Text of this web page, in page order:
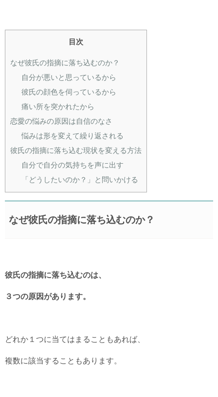
目次
なぜ彼氏の指摘に落ち込むのか？
自分が悪いと思っているから
彼氏の顔色を伺っているから
痛い所を突かれたから
恋愛の悩みの原因は自信のなさ
悩みは形を変えて繰り返される
彼氏の指摘に落ち込む現状を変える方法
自分で自分の気持ちを声に出す
「どうしたいのか？」と問いかける
なぜ彼氏の指摘に落ち込むのか？
彼氏の指摘に落ち込むのは、
３つの原因があります。
どれか１つに当てはまることもあれば、
複数に該当することもあります。